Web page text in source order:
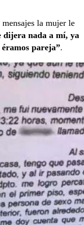
la mujer le
dijera nada a mí, ya
pareja”.